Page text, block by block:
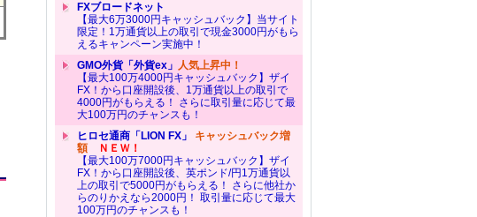
FXブロードネット
【最大6万3000円キャッシュバック】当サイト
限定！1万通貨以上の取引で現金3000円がもら
えるキャンペーン実施中！
GMO外貨「外貨ex」 人気上昇中！
【最大100万4000円キャッシュバック】ザイ
FX！から口座開設後、1万通貨以上の取引で
4000円がもらえる！ さらに取引量に応じて最
大100万円のチャンスも！
ヒロセ通商「LION FX」 キャッシュバック増
額ＮＥＷ！
【最大100万7000円キャッシュバック】ザイ
FX！から口座開設後、英ポンド/円1万通貨以
上の取引で5000円がもらえる！ さらに他社か
らのりかえなら2000円！ 取引量に応じて最大
100万円のチャンスも！